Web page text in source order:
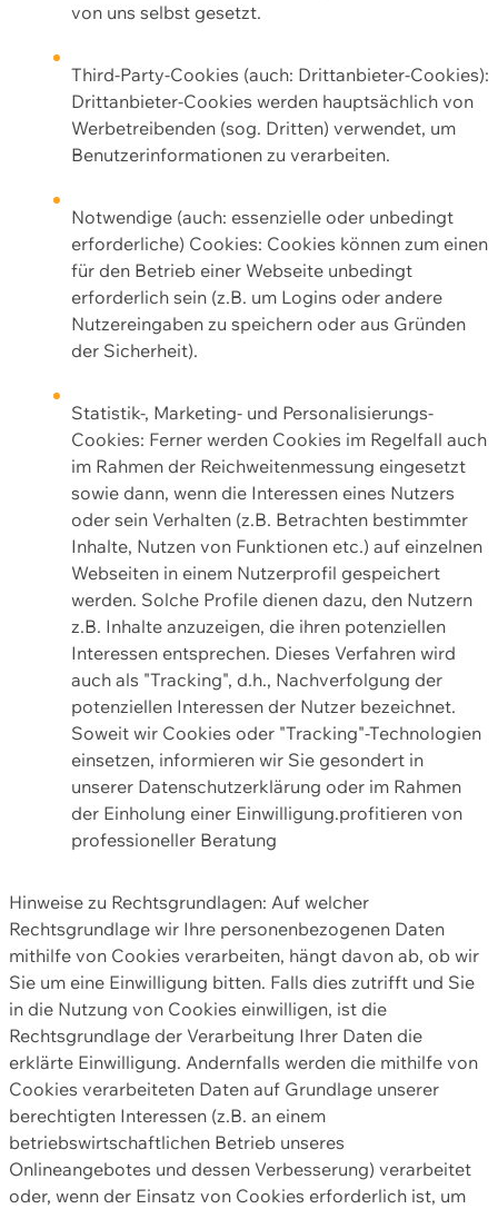
von uns selbst gesetzt.
Third-Party-Cookies (auch: Drittanbieter-Cookies):
Drittanbieter-Cookies werden hauptsächlich von
Werbetreibenden (sog. Dritten) verwendet, um
Benutzerinformationen zu verarbeiten.
Notwendige (auch: essenzielle oder unbedingt
erforderliche) Cookies: Cookies können zum einen
für den Betrieb einer Webseite unbedingt
erforderlich sein (z.B. um Logins oder andere
Nutzereingaben zu speichern oder aus Gründen
der Sicherheit).
Statistik-, Marketing- und Personalisierungs-
Cookies: Ferner werden Cookies im Regelfall auch
im Rahmen der Reichweitenmessung eingesetzt
sowie dann, wenn die Interessen eines Nutzers
oder sein Verhalten (z.B. Betrachten bestimmter
Inhalte, Nutzen von Funktionen etc.) auf einzelnen
Webseiten in einem Nutzerprofil gespeichert
werden. Solche Profile dienen dazu, den Nutzern
z.B. Inhalte anzuzeigen, die ihren potenziellen
Interessen entsprechen. Dieses Verfahren wird
auch als "Tracking", d.h., Nachverfolgung der
potenziellen Interessen der Nutzer bezeichnet.
Soweit wir Cookies oder "Tracking"-Technologien
einsetzen, informieren wir Sie gesondert in
unserer Datenschutzerklärung oder im Rahmen
der Einholung einer Einwilligung.profitieren von
professioneller Beratung
Hinweise zu Rechtsgrundlagen: Auf welcher
Rechtsgrundlage wir Ihre personenbezogenen Daten
mithilfe von Cookies verarbeiten, hängt davon ab, ob wir
Sie um eine Einwilligung bitten. Falls dies zutrifft und Sie
in die Nutzung von Cookies einwilligen, ist die
Rechtsgrundlage der Verarbeitung Ihrer Daten die
erklärte Einwilligung. Andernfalls werden die mithilfe von
Cookies verarbeiteten Daten auf Grundlage unserer
berechtigten Interessen (z.B. an einem
betriebswirtschaftlichen Betrieb unseres
Onlineangebotes und dessen Verbesserung) verarbeitet
oder, wenn der Einsatz von Cookies erforderlich ist, um